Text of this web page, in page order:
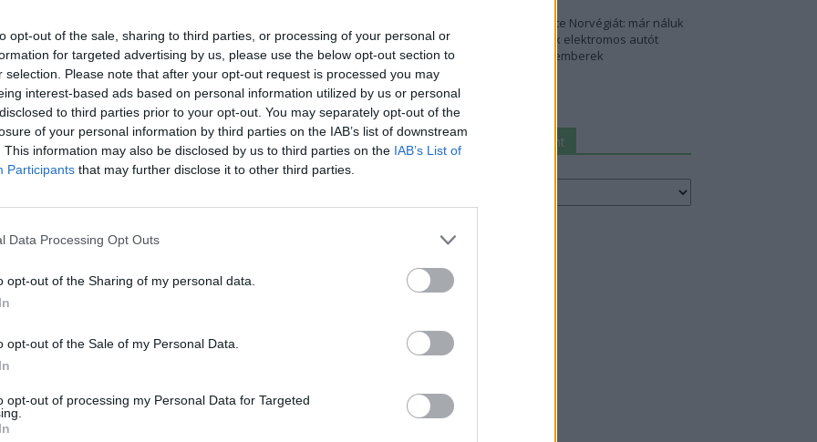
opt-out of the sale, sharing to third parties, or processing of your personal or
for targeted advertising by us, please use the below opt-out section to
selection. Please note that after your opt-out request is processed you may
interest-based ads based on personal information utilized by us or personal
to third parties prior to your opt-out. You may separately opt-out of the
of your personal information by third parties on the IAB’s list of downstream
This information may also be disclosed by us to third parties on the IAB’s List of
Participants that may further disclose it to other third parties.
Data Processing Opt Outs
opt-out of the Sharing of my personal data.
opt-out of the Sale of my Personal Data.
opt-out of processing my Personal Data for Targeted
további tartalmakért!
Stuttgart Volkswagen ID. 3
váltáson töprengsz? Érdekelnek a legfrissebb hírek az e-
a legújabb fejlesztések az elektromosság és a
jó helyen jársz!
Dánia utolérte Norvégiát: már náluk
is szinte csak elektromos autót
vesznek az emberek
Keresés autómárka szerint
szerint